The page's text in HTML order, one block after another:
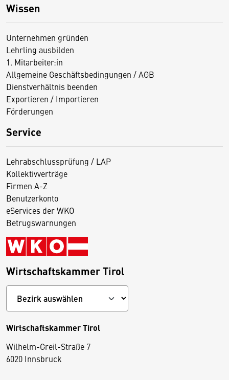
Wissen
Unternehmen gründen
Lehrling ausbilden
1. Mitarbeiter:in
Allgemeine Geschäftsbedingungen / AGB
Dienstverhältnis beenden
Exportieren / Importieren
Förderungen
Service
Lehrabschlussprüfung / LAP
Kollektivverträge
Firmen A-Z
Benutzerkonto
eServices der WKO
Betrugswarnungen
Wirtschaftskammer Tirol
Wirtschaftskammer Tirol
Wilhelm-Greil-Straße 7
6020 Innsbruck
D
i